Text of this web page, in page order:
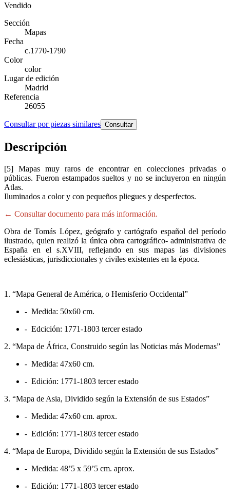
Vendido
Sección
Mapas
Fecha
c.1770-1790
Color
color
Lugar de edición
Madrid
Referencia
26055
Consultar por piezas similares Consultar
Descripción
[5] Mapas muy raros de encontrar en colecciones privadas o
públicas. Fueron estampados sueltos y no se incluyeron en ningún
Atlas.
Iluminados a color y con pequeños pliegues y desperfectos.
← Consultar documento para más información.
Obra de Tomás López, geógrafo y cartógrafo español del período
ilustrado, quien realizó la única obra cartográfico- administrativa de
España en el s.XVIII, reflejando en sus mapas las divisiones
eclesiásticas, jurisdiccionales y civiles existentes en la época.
1. “Mapa General de América, o Hemisferio Occidental”
- Medida: 50x60 cm.
- Edcición: 1771-1803 tercer estado
2. “Mapa de África, Construido según las Noticias más Modernas”
- Medida: 47x60 cm.
- Edición: 1771-1803 tercer estado
3. “Mapa de Asia, Dividido según la Extensión de sus Estados”
- Medida: 47x60 cm. aprox.
- Edición: 1771-1803 tercer estado
4. “Mapa de Europa, Dividido según la Extensión de sus Estados”
- Medida: 48’5 x 59’5 cm. aprox.
- Edición: 1771-1803 tercer estado